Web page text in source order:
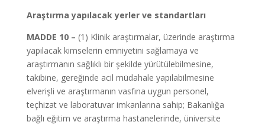
Araştırma yapılacak yerler ve standartları
MADDE 10 – (1) Klinik araştırmalar, üzerinde araştırma
yapılacak kimselerin emniyetini sağlamaya ve
araştırmanın sağlıklı bir şekilde yürütülebilmesine,
takibine, gereğinde acil müdahale yapılabilmesine
elverişli ve araştırmanın vasfına uygun personel,
teçhizat ve laboratuvar imkanlarına sahip; Bakanlığa
bağlı eğitim ve araştırma hastanelerinde, üniversite